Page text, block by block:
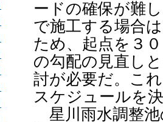
ードの確保が難
で施工する場合
ため、起点を３
の勾配の見直し
討が必要だ。こ
スケジュールを
星川雨水調整池